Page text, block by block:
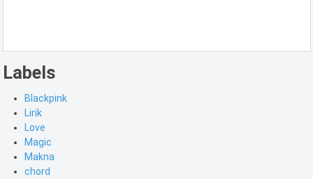
Labels
Blackpink
Lirik
Love
Magic
Makna
chord